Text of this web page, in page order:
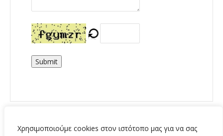
Χρησιμοποιούμε cookies στον ιστότοπο μας για να σας
Submit